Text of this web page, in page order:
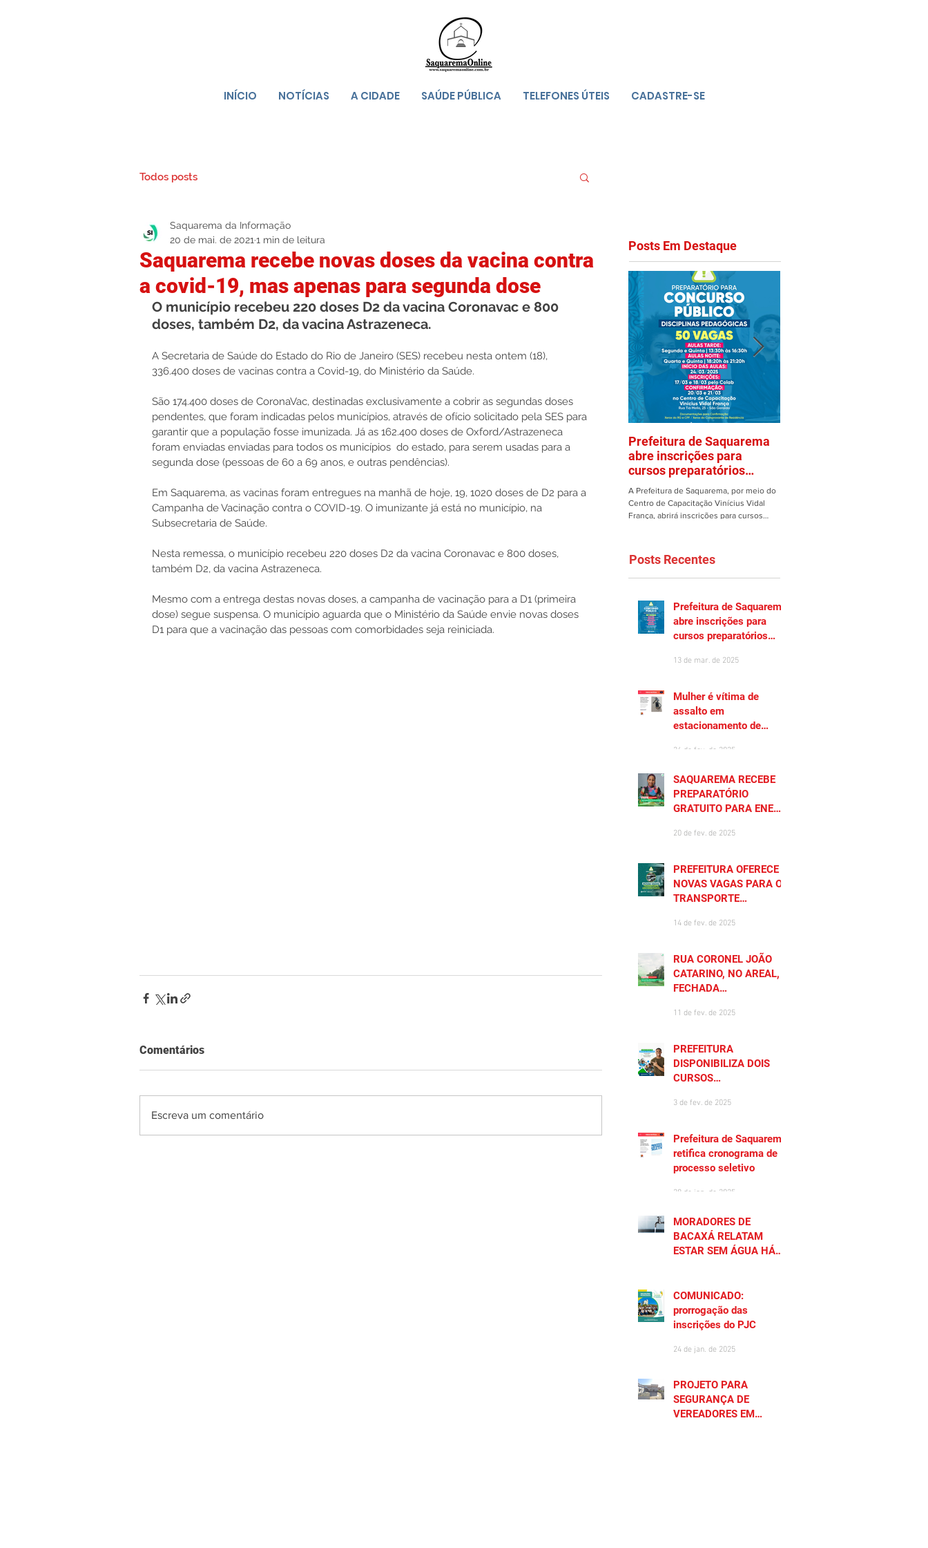
INÍCIO NOTÍCIAS A CIDADE SAÚDE PÚBLICA TELEFONES ÚTEIS CADASTRE-SE
Todos posts
Saquarema recebe novas doses da vacina contra
a covid-19, mas apenas para segunda dose
Saquarema da Informação
20 de mai. de 2021 1 min de leitura
O município recebeu 220 doses D2 da vacina Coronavac e 800
doses, também D2, da vacina Astrazeneca.
A Secretaria de Saúde do Estado do Rio de Janeiro (SES) recebeu nesta ontem (18),
336.400 doses de vacinas contra a Covid-19, do Ministério da Saúde.
São 174.400 doses de CoronaVac, destinadas exclusivamente a cobrir as segundas doses
pendentes, que foram indicadas pelos municípios, através de ofício solicitado pela SES para
garantir que a população fosse imunizada. Já as 162.400 doses de Oxford/Astrazeneca
foram enviadas enviadas para todos os municípios  do estado, para serem usadas para a
segunda dose (pessoas de 60 a 69 anos, e outras pendências).
Em Saquarema, as vacinas foram entregues na manhã de hoje, 19, 1020 doses de D2 para a
Campanha de Vacinação contra o COVID-19. O imunizante já está no município, na
Subsecretaria de Saúde.
Nesta remessa, o município recebeu 220 doses D2 da vacina Coronavac e 800 doses,
também D2, da vacina Astrazeneca.
Mesmo com a entrega destas novas doses, a campanha de vacinação para a D1 (primeira
dose) segue suspensa. O município aguarda que o Ministério da Saúde envie novas doses
D1 para que a vacinação das pessoas com comorbidades seja reiniciada.
Comentários
Escreva um comentário
Posts Em Destaque
Prefeitura de Saquarema
abre inscrições para
cursos preparatórios
gratuitos
A Prefeitura de Saquarema, por meio do
Centro de Capacitação Vinícius Vidal
França, abrirá inscrições para cursos
Posts Recentes
Prefeitura de Saquarema
abre inscrições para
cursos preparatórios
13 de mar. de 2025
Mulher é vítima de
assalto em
estacionamento de
26 de fev. de 2025
SAQUAREMA RECEBE
PREPARATÓRIO
GRATUITO PARA ENEM
20 de fev. de 2025
PREFEITURA OFERECE
NOVAS VAGAS PARA O
TRANSPORTE
14 de fev. de 2025
RUA CORONEL JOÃO
CATARINO, NO AREAL, É
FECHADA
11 de fev. de 2025
PREFEITURA
DISPONIBILIZA DOIS
CURSOS
GRATUITOS PARA
SAQUAREMA
3 de fev. de 2025
Prefeitura de Saquarema
retifica cronograma de
processo seletivo
28 de jan. de 2025
MORADORES DE
BACAXÁ RELATAM
ESTAR SEM ÁGUA HÁ
COMUNICADO:
prorrogação das
inscrições do PJC
24 de jan. de 2025
PROJETO PARA
SEGURANÇA DE
VEREADORES EM